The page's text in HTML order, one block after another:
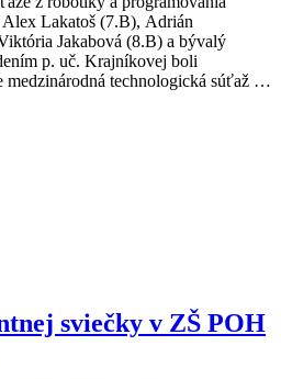
Lakatoš (7.B), Adrián
Jakabová (8.B) a bývalý
p. uč. Krajníkovej boli
medzinárodná technologická súťaž …
sviečky v ZŠ POH